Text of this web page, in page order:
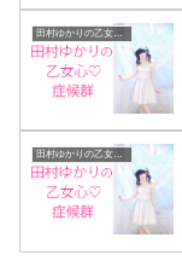
田村ゆかりの乙女心♡症候群
田村ゆかりの乙女心♡症候群